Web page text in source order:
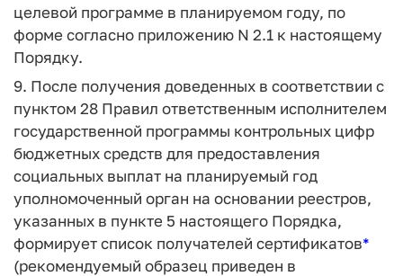
целевой программе в планируемом году, по
форме согласно приложению N 2.1 к настоящему
Порядку.
9. После получения доведенных в соответствии с
пунктом 28 Правил ответственным исполнителем
государственной программы контрольных цифр
бюджетных средств для предоставления
социальных выплат на планируемый год
уполномоченный орган на основании реестров,
указанных в пункте 5 настоящего Порядка,
формирует список получателей сертификатов*
(рекомендуемый образец приведен в